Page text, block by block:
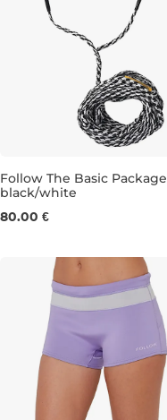
Follow The Basic Package
black/white
80.00 €